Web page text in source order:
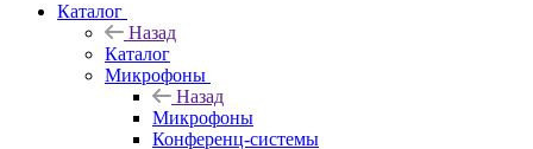
Каталог
Назад
Каталог
Микрофоны
Назад
Микрофоны
Конференц-системы